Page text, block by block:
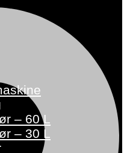
– 60 L
– 30 L